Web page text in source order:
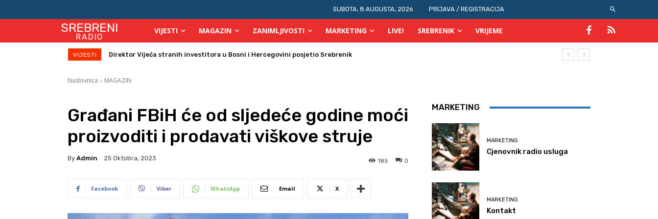
SUBOTA, 8 AUGUSTA, 2026 PRIJAVA / REGISTRACIJA
SREBRENI
RADIO
VIJESTI MAGAZIN ZANIMLJIVOSTI MARKETING LIVE! SREBRENIK VRIJEME
VIJESTI Direktor Vijeća stranih investitora u Bosni i Hercegovini posjetio Srebrenik
Zbog velikih vrućina povećan broj požara u TK
Naslovnica MAGAZIN
Građani FBiH će od sljedeće godine moći
proizvoditi i prodavati viškove struje
By Admin 25 Oktobra, 2023 0
185
Facebook Viber WhatsApp Email X
MARKETING
MARKETING
Cjenovnik radio usluga
MARKETING
Kontakt